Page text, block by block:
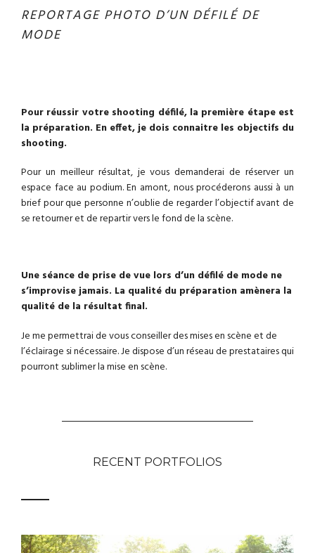
REPORTAGE PHOTO D’UN DÉFILÉ DE
MODE
Pour réussir votre shooting défilé, la première étape est
la préparation. En effet, je dois connaitre les objectifs du
shooting.
Pour un meilleur résultat, je vous demanderai de réserver un
espace face au podium. En amont, nous procéderons aussi à un
brief pour que personne n’oublie de regarder l’objectif avant de
se retourner et de repartir vers le fond de la scène.
Une séance de prise de vue lors d’un défilé de mode ne
s’improvise jamais. La qualité du préparation amènera la
qualité de la résultat final.
Je me permettrai de vous conseiller des mises en scène et de
l’éclairage si nécessaire. Je dispose d’un réseau de prestataires qui
pourront sublimer la mise en scène.
RECENT PORTFOLIOS